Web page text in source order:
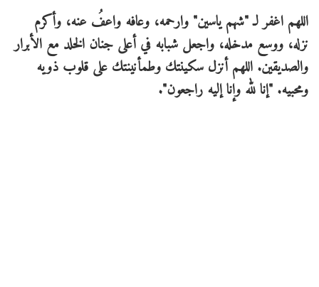
​اللهم اغفر لـ "شهم ياسين" وارحمه، وعافه واعفُ عنه، وأكرم
نزله، ووسع مدخله، واجعل شبابه في أعلى جنان الخلد مع الأبرار
والصديقين. اللهم أنزل سكينتك وطمأنينتك على قلوب ذويه
ومحبيه. "إنا لله وإنا إليه راجعون".